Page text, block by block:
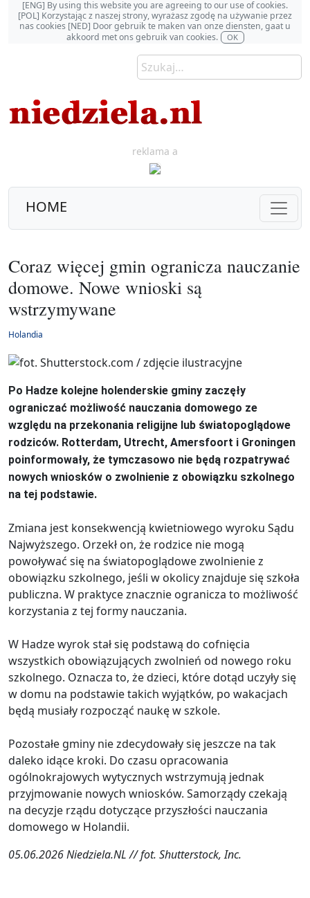
[ENG] By using this website you are agreeing to our use of cookies.
[POL] Korzystając z naszej strony, wyrażasz zgodę na używanie przez
nas cookies [NED] Door gebruik te maken van onze diensten, gaat u
akkoord met ons gebruik van cookies.
OK
reklama a
HOME
Coraz więcej gmin ogranicza nauczanie
domowe. Nowe wnioski są
wstrzymywane
Holandia
Po Hadze kolejne holenderskie gminy zaczęły
ograniczać możliwość nauczania domowego ze
względu na przekonania religijne lub światopoglądowe
rodziców. Rotterdam, Utrecht, Amersfoort i Groningen
poinformowały, że tymczasowo nie będą rozpatrywać
nowych wniosków o zwolnienie z obowiązku szkolnego
na tej podstawie.
Zmiana jest konsekwencją kwietniowego wyroku Sądu
Najwyższego. Orzekł on, że rodzice nie mogą
powoływać się na światopoglądowe zwolnienie z
obowiązku szkolnego, jeśli w okolicy znajduje się szkoła
publiczna. W praktyce znacznie ogranicza to możliwość
korzystania z tej formy nauczania.
W Hadze wyrok stał się podstawą do cofnięcia
wszystkich obowiązujących zwolnień od nowego roku
szkolnego. Oznacza to, że dzieci, które dotąd uczyły się
w domu na podstawie takich wyjątków, po wakacjach
będą musiały rozpocząć naukę w szkole.
Pozostałe gminy nie zdecydowały się jeszcze na tak
daleko idące kroki. Do czasu opracowania
ogólnokrajowych wytycznych wstrzymują jednak
przyjmowanie nowych wniosków. Samorządy czekają
na decyzje rządu dotyczące przyszłości nauczania
domowego w Holandii.
05.06.2026 Niedziela.NL // fot. Shutterstock, Inc.